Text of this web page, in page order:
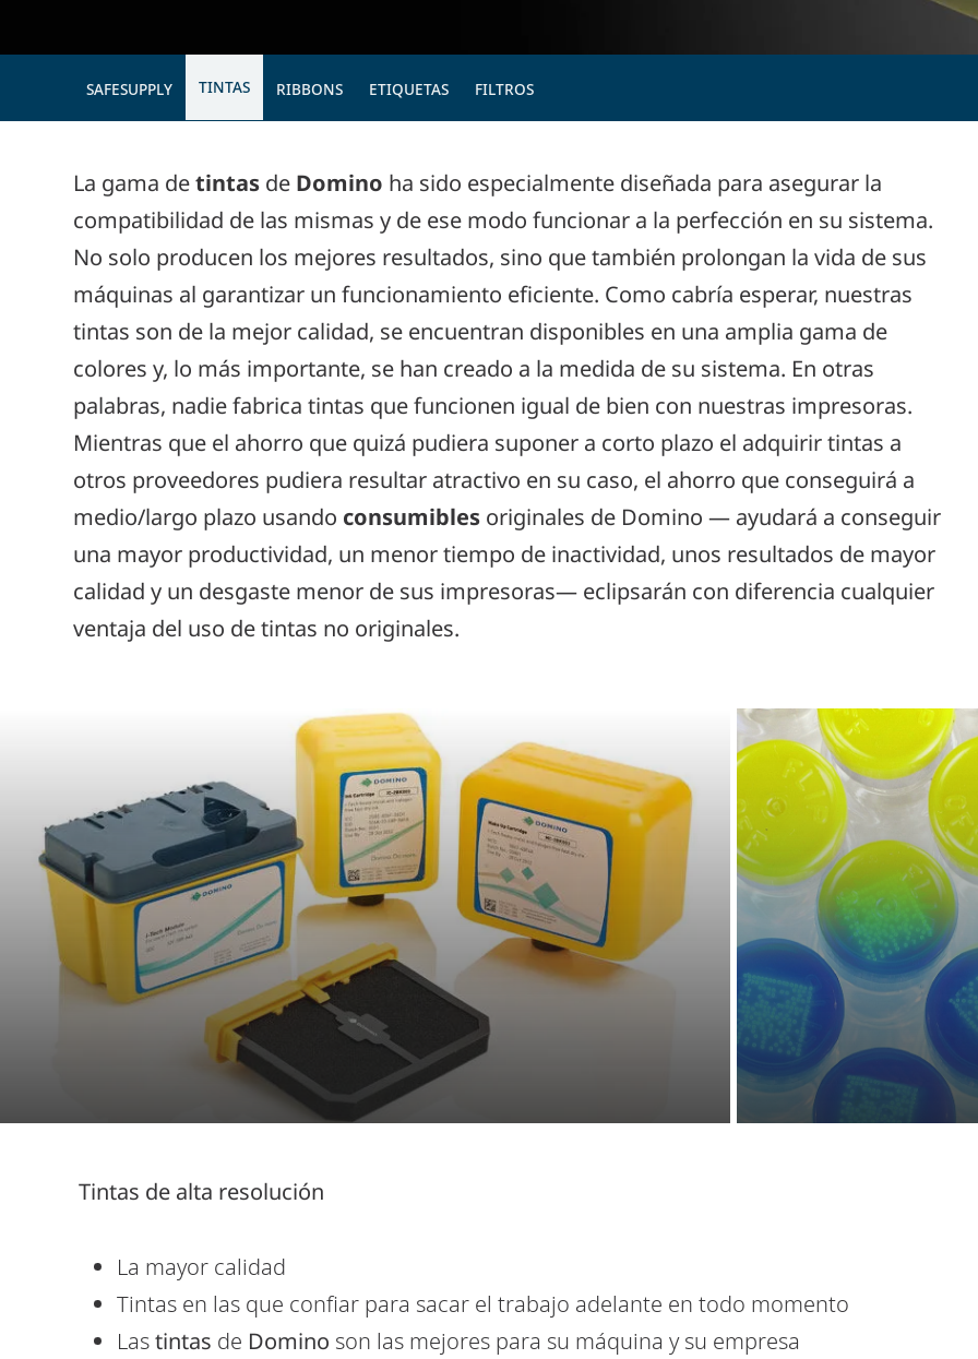
SAFESUPPLY TINTAS RIBBONS ETIQUETAS FILTROS
La gama detintas de Domino ha sido especialmente diseñada para asegurar la
compatibilidad de las mismas y de ese modo funcionar a la perfección en su sistema.
No solo producen los mejores resultados, sino que también prolongan la vida de sus
máquinas al garantizar un funcionamiento eficiente. Como cabría esperar, nuestras
tintas son de la mejor calidad, se encuentran disponibles en una amplia gama de
colores y, lo más importante, se han creado a la medida de su sistema. En otras
palabras, nadie fabrica tintas que funcionen igual de bien con nuestras impresoras.
Mientras que el ahorro que quizá pudiera suponer a corto plazo el adquirir tintas a
otros proveedores pudiera resultar atractivo en su caso, el ahorro que conseguirá a
medio/largo plazo usando consumibles originales de Domino — ayudará a conseguir
una mayor productividad, un menor tiempo de inactividad, unos resultados de mayor
calidad y un desgaste menor de sus impresoras— eclipsarán con diferencia cualquier
ventaja del uso de tintas no originales.
Tintas de alta resolución
La mayor calidad
Tintas en las que confiar para sacar el trabajo adelante en todo momento
Lastintas de Domino son las mejores para su máquina y su empresa